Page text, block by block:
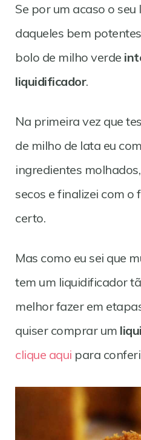
Se por um acaso o
daqueles bem
bolo de milho verde
liquidificador.
Na primeira vez que
de milho de lata eu
ingredientes
secos e finalizei com o
certo.
Mas como eu sei que
tem um liquidificador
melhor fazer em
quiser comprar um
clique aqui para